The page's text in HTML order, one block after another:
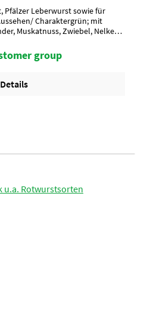
Pfälzer Leberwurst sowie für
Charaktergrün; mit
Muskatnuss, Zwiebel, Nelken,
Btl. je Krt.
group
Details